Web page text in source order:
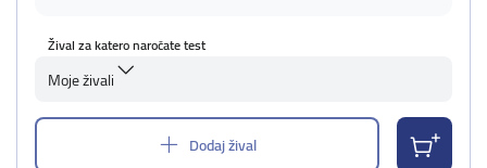
Žival za katero naročate test
Moje živali
Dodaj žival